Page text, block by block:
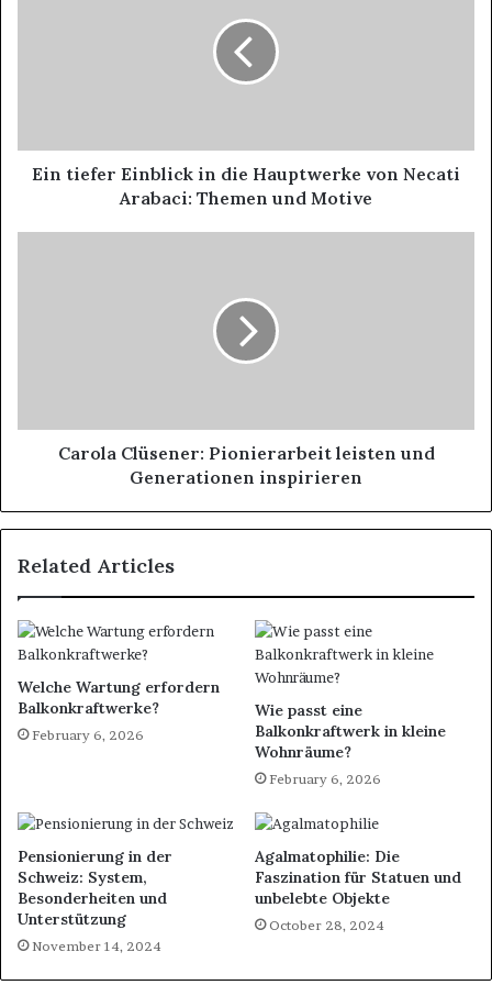
Ein tiefer Einblick in die Hauptwerke von Necati
Arabaci: Themen und Motive
Carola Clüsener: Pionierarbeit leisten und
Generationen inspirieren
Related Articles
Welche Wartung erfordern
Balkonkraftwerke?
February 6, 2026
Wie passt eine
Balkonkraftwerk in kleine
Wohnräume?
February 6, 2026
Pensionierung in der
Schweiz: System,
Besonderheiten und
Unterstützung
November 14, 2024
Agalmatophilie: Die
Faszination für Statuen und
unbelebte Objekte
October 28, 2024